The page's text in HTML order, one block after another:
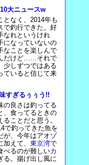
大ニュースw
となく、2014年も
で釣行できた。好
なれというけれ
になっていないの
なことを楽しんで
だけど……それで
少しずつではある
ていると信じて来
すぎるぅぅう!!
の良さは釣ってる
、食ってるときの
ことだと思う。
で釣ってきた魚を
が、今年はアオゾ
加えて、 東京湾で
べるのが難しいカ
る。揚げ出し風に